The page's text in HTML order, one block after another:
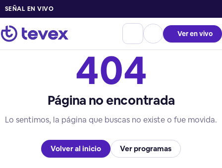
SEÑAL EN VIVO
Ver en vivo
404
Página no encontrada
Lo sentimos, la página que buscas no existe o fue movida.
Volver al inicio Ver programas